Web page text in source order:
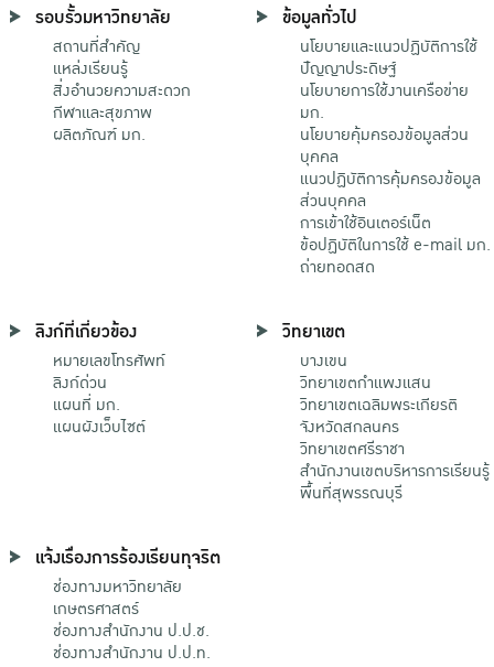
รอบรั้วมหาวิทยาลัย
สถานที่สำคัญ
แหล่งเรียนรู้
สิ่งอำนวยความสะดวก
กีฬาและสุขภาพ
ผลิตภัณฑ์ มก.
ข้อมูลทั่วไป
นโยบายและแนวปฏิบัติการใช้
ปัญญาประดิษฐ์
นโยบายการใช้งานเครือข่าย
มก.
นโยบายคุ้มครองข้อมูลส่วน
บุคคล
แนวปฏิบัติการคุ้มครองข้อมูล
ส่วนบุคคล
การเข้าใช้อินเตอร์เน็ต
ข้อปฏิบัติในการใช้ e-mail มก.
ถ่ายทอดสด
ลิงก์ที่เกี่ยวข้อง
หมายเลขโทรศัพท์
ลิงก์ด่วน
แผนที่ มก.
แผนผังเว็บไซต์
วิทยาเขต
บางเขน
วิทยาเขตกําแพงแสน
วิทยาเขตเฉลิมพระเกียรติ
จังหวัดสกลนคร
วิทยาเขตศรีราชา
สำนักงานเขตบริหารการเรียนรู้
พื้นที่สุพรรณบุรี
แจ้งเรื่องการร้องเรียนทุจริต
ช่องทางมหาวิทยาลัย
เกษตรศาสตร์
ช่องทางสำนักงาน ป.ป.ช.
ช่องทางสำนักงาน ป.ป.ท.